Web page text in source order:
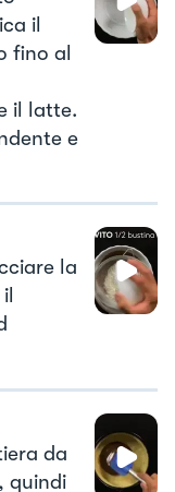
il
fino al
il latte.
e
la
da
quindi